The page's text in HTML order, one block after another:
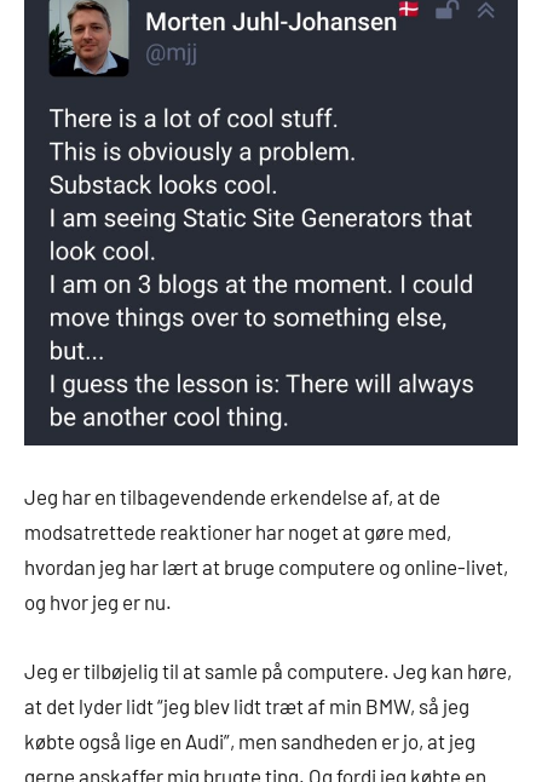
Jeg har en tilbagevendende erkendelse af, at de
modsatrettede reaktioner har noget at gøre med,
hvordan jeg har lært at bruge computere og online-livet,
og hvor jeg er nu.
Jeg er tilbøjelig til at samle på computere. Jeg kan høre,
at det lyder lidt “jeg blev lidt træt af min BMW, så jeg
købte også lige en Audi”, men sandheden er jo, at jeg
gerne anskaffer mig brugte ting. Og fordi jeg købte en